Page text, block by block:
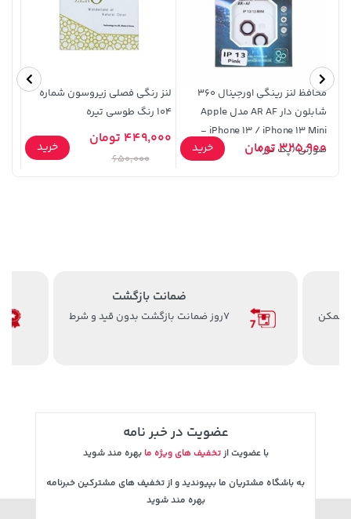
2,579,000 تومان
3,880,000
219,900
خرید
56,680,000 تومان خرید
120,000
خرید
محافظ لنز رینگی اورجینال 360
شابلون دار AR AF مدل Apple
iPhone 13 / iPhone 13 Mini -
صورتی (پک دار)
325,900 تومان خرید
لنز رنگی فصلی زیروسون شماره
104 رنگ طوسی تیره
449,000 تومان
650,000
خرید
ممکن
ضمانت بازگشت
7روز ضمانت بازگشت بدون قید و شرط
عضویت در خبر نامه
با عضویت ازتخفیف های ویژه ما بهره مند شوید
به باشگاه مشتریان ما بپیوندید و از تخفیف های مشترکین خبرنامه
بهره مند شوید